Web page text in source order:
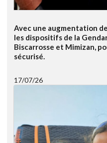
Avec une augmentation
les dispositifs de la
Biscarrosse et Mimizan,
sécurisé.
17/07/26